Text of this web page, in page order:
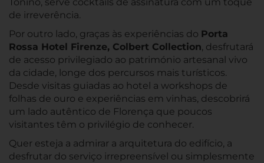
de irreverência.
Por outro lado, graças às experiências do Porta
Rossa Hotel Firenze, Colbert Collection, desfrutará
de acesso privilegiado ao património artesanal vivo
da cidade, longe dos percursos mais turísticos.
Desde visitas guiadas ao hotel a workshops de
folhas de ouro e experiências em vinhas, descobrirá
um lado autêntico de Florença que poucos
visitantes têm o privilégio de conhecer.
Quer esteja a admirar a arquitetura do edifício, a
desfrutar do serviço irrepreensível ou simplesmente